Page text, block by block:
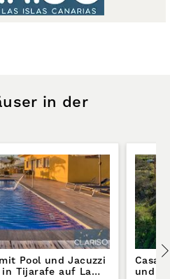
in der
Pool und Jacuzzi
Tijarafe auf La
Casa
und